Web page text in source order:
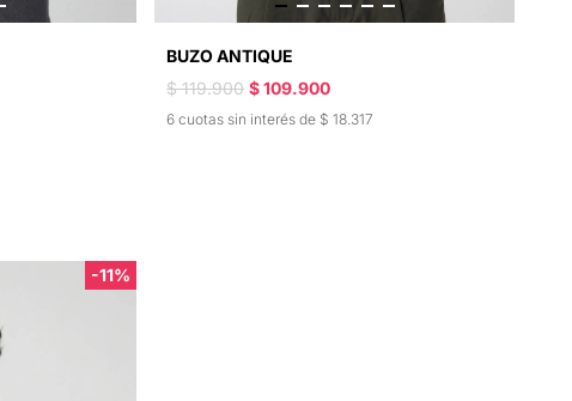
BUZO ANTIQUE
$ 119.900 $ 109.900
6 cuotas sin interés de $ 18.317
-11%